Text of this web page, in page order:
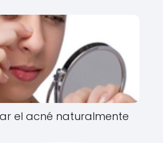
el acné naturalmente